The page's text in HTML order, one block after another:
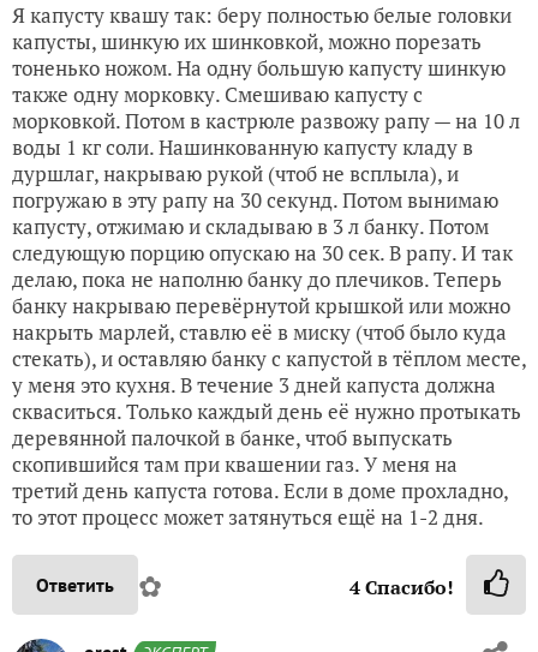
Я капусту квашу так: беру полностью белые головки
капусты, шинкую их шинковкой, можно порезать
тоненько ножом. На одну большую капусту шинкую
также одну морковку. Смешиваю капусту с
морковкой. Потом в кастрюле развожу рапу — на 10 л
воды 1 кг соли. Нашинкованную капусту кладу в
дуршлаг, накрываю рукой (чтоб не всплыла), и
погружаю в эту рапу на 30 секунд. Потом вынимаю
капусту, отжимаю и складываю в 3 л банку. Потом
следующую порцию опускаю на 30 сек. В рапу. И так
делаю, пока не наполню банку до плечиков. Теперь
банку накрываю перевёрнутой крышкой или можно
накрыть марлей, ставлю её в миску (чтоб было куда
стекать), и оставляю банку с капустой в тёплом месте,
у меня это кухня. В течение 3 дней капуста должна
скваситься. Только каждый день её нужно протыкать
деревянной палочкой в банке, чтоб выпускать
скопившийся там при квашении газ. У меня на
третий день капуста готова. Если в доме прохладно,
то этот процесс может затянуться ещё на 1-2 дня.
Ответить ✿ 4Спасибо!